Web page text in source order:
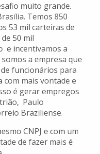
muito grande.
Temos 850
53 mil carteiras de
50 mil
e incentivamos a
a empresa que
funcionários para
com mais vontade e
é gerar empregos
Paulo
Braziliense.
CNPJ e com um
de fazer mais é